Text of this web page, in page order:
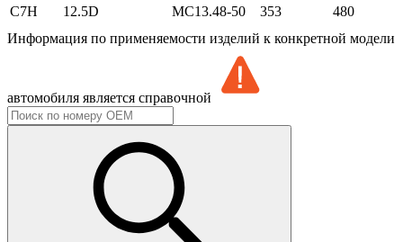
C7H 12.5D MC13.48-50 353
480
Информация по применяемости изделий к конкретной модели
автомобиля является справочной